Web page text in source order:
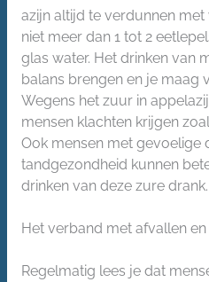
azijn altijd te verdunnen met
niet meer dan 1 tot 2
glas water. Het drinken van
balans brengen en je maag
Wegens het zuur in
mensen klachten krijgen
Ook mensen met gevoelige
tandgezondheid kunnen
drinken van deze zure drank.
Het verband met afvallen
Regelmatig lees je dat